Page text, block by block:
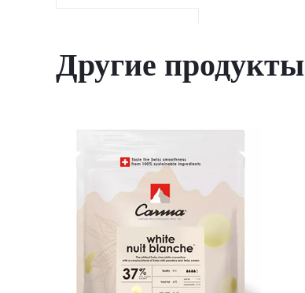
Другие продукты